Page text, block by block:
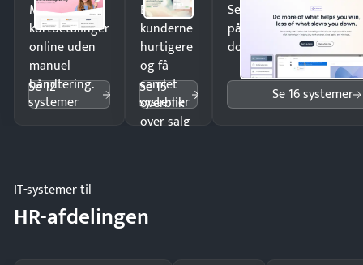
Modtag
kortbetalinger
online uden
manuel
håndtering.
Se 12
systemer
Ekspedér
kunderne
hurtigere
og få
samlet
overblik
over salg
Se 15
systemer
Send kontrakter til
på minutter og mist
dokumenter.
Se 16 systemer
IT-systemer til
HR-afdelingen